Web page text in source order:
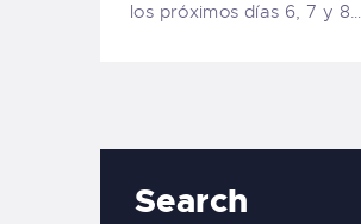
los próximos días 6, 7 y 8…
Search